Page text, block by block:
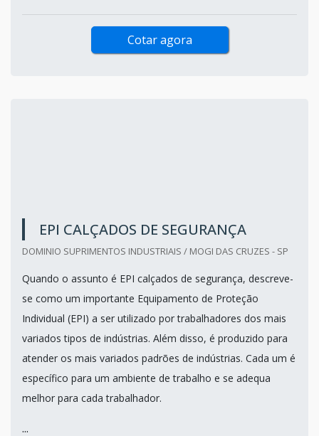
Cotar agora
EPI CALÇADOS DE SEGURANÇA
DOMINIO SUPRIMENTOS INDUSTRIAIS / MOGI DAS CRUZES - SP
Quando o assunto é EPI calçados de segurança, descreve-
se como um importante Equipamento de Proteção
Individual (EPI) a ser utilizado por trabalhadores dos mais
variados tipos de indústrias. Além disso, é produzido para
atender os mais variados padrões de indústrias. Cada um é
específico para um ambiente de trabalho e se adequa
melhor para cada trabalhador.
...